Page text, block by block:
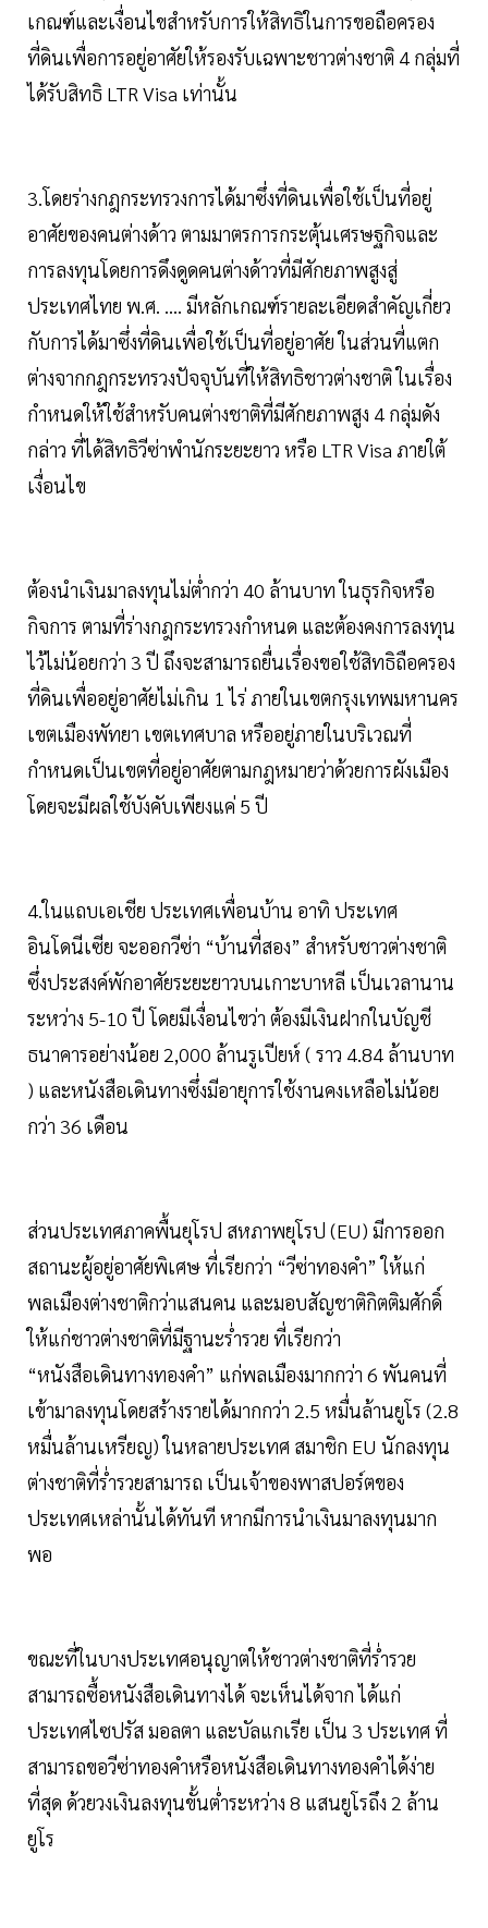
เกณฑ์และเงื่อนไขสำหรับการให้สิทธิในการขอถือครอง
ที่ดินเพื่อการอยู่อาศัยให้รองรับเฉพาะชาวต่างชาติ 4 กลุ่มที่
ได้รับสิทธิ LTR Visa เท่านั้น
3.โดยร่างกฎกระทรวงการได้มาซึ่งที่ดินเพื่อใช้เป็นที่อยู่
อาศัยของคนต่างด้าว ตามมาตรการกระตุ้นเศรษฐกิจและ
การลงทุนโดยการดึงดูดคนต่างด้าวที่มีศักยภาพสูงสู่
ประเทศไทย พ.ศ. .... มีหลักเกณฑ์รายละเอียดสำคัญเกี่ยว
กับการได้มาซึ่งที่ดินเพื่อใช้เป็นที่อยู่อาศัย ในส่วนที่แตก
ต่างจากกฎกระทรวงปัจจุบันที่ให้สิทธิชาวต่างชาติ ในเรื่อง
กำหนดให้ใช้สำหรับคนต่างชาติที่มีศักยภาพสูง 4 กลุ่มดัง
กล่าว ที่ได้สิทธิวีซ่าพำนักระยะยาว หรือ LTR Visa ภายใต้
เงื่อนไข
ต้องนำเงินมาลงทุนไม่ต่ำกว่า 40 ล้านบาท ในธุรกิจหรือ
กิจการ ตามที่ร่างกฎกระทรวงกำหนด และต้องคงการลงทุน
ไว้ไม่น้อยกว่า 3 ปี ถึงจะสามารถยื่นเรื่องขอใช้สิทธิถือครอง
ที่ดินเพื่ออยู่อาศัยไม่เกิน 1 ไร่ ภายในเขตกรุงเทพมหานคร
เขตเมืองพัทยา เขตเทศบาล หรืออยู่ภายในบริเวณที่
กำหนดเป็นเขตที่อยู่อาศัยตามกฎหมายว่าด้วยการผังเมือง
โดยจะมีผลใช้บังคับเพียงแค่ 5 ปี
4.ในแถบเอเชีย ประเทศเพื่อนบ้าน อาทิ ประเทศ
อินโดนีเซีย จะออกวีซ่า “บ้านที่สอง” สำหรับชาวต่างชาติ
ซึ่งประสงค์พักอาศัยระยะยาวบนเกาะบาหลี เป็นเวลานาน
ระหว่าง 5-10 ปี โดยมีเงื่อนไขว่า ต้องมีเงินฝากในบัญชี
ธนาคารอย่างน้อย 2,000 ล้านรูเปียห์ ( ราว 4.84 ล้านบาท
) และหนังสือเดินทางซึ่งมีอายุการใช้งานคงเหลือไม่น้อย
กว่า 36 เดือน
ส่วนประเทศภาคพื้นยุโรป สหภาพยุโรป (EU) มีการออก
สถานะผู้อยู่อาศัยพิเศษ ที่เรียกว่า “วีซ่าทองคำ” ให้แก่
พลเมืองต่างชาติกว่าแสนคน และมอบสัญชาติกิตติมศักดิ์
ให้แก่ชาวต่างชาติที่มีฐานะร่ำรวย ที่เรียกว่า
“หนังสือเดินทางทองคำ” แก่พลเมืองมากกว่า 6 พันคนที่
เข้ามาลงทุนโดยสร้างรายได้มากกว่า 2.5 หมื่นล้านยูโร (2.8
หมื่นล้านเหรียญ) ในหลายประเทศ สมาชิก EU นักลงทุน
ต่างชาติที่ร่ำรวยสามารถ เป็นเจ้าของพาสปอร์ตของ
ประเทศเหล่านั้นได้ทันที หากมีการนำเงินมาลงทุนมาก
พอ
ขณะที่ในบางประเทศอนุญาตให้ชาวต่างชาติที่ร่ำรวย
สามารถซื้อหนังสือเดินทางได้ จะเห็นได้จาก ได้แก่
ประเทศไซปรัส มอลตา และบัลแกเรีย เป็น 3 ประเทศ ที่
สามารถขอวีซ่าทองคำหรือหนังสือเดินทางทองคำได้ง่าย
ที่สุด ด้วยวงเงินลงทุนขั้นต่ำระหว่าง 8 แสนยูโรถึง 2 ล้าน
ยูโร